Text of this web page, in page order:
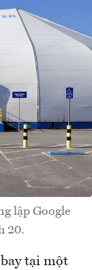
lập Google
20.
tại một